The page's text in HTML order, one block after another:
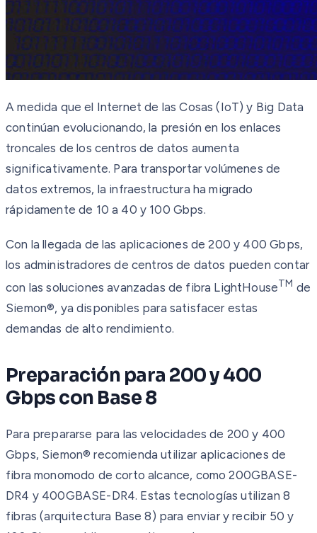
A medida que el Internet de las Cosas (IoT) y Big Data
continúan evolucionando, la presión en los enlaces
troncales de los centros de datos aumenta
significativamente. Para transportar volúmenes de
datos extremos, la infraestructura ha migrado
rápidamente de 10 a 40 y 100 Gbps.
Con la llegada de las aplicaciones de 200 y 400 Gbps,
los administradores de centros de datos pueden contar
con las soluciones avanzadas de fibra LightHouseTM de
Siemon®, ya disponibles para satisfacer estas
demandas de alto rendimiento.
Preparación para 200 y 400
Gbps con Base 8
Para prepararse para las velocidades de 200 y 400
Gbps, Siemon® recomienda utilizar aplicaciones de
fibra monomodo de corto alcance, como 200GBASE-
DR4 y 400GBASE-DR4. Estas tecnologías utilizan 8
fibras (arquitectura Base 8) para enviar y recibir 50 y